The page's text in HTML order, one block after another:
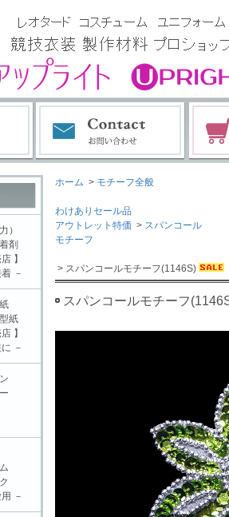
ホーム > モチーフ全般
わけありセール品
アウトレット特価 > スパンコール
モチーフ
> スパンコールモチーフ(1146S)
スパンコールモチーフ
）
剤
】
－
紙
】
－
－